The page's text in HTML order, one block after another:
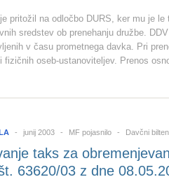
pritožil na odločbo DURS, ker mu je
sredstev ob prenehanju družbe.
v času prometnega davka. Pri
fizičnih oseb-ustanoviteljev. Prenos
junij 2003 MF pojasnilo Davčni
taks za
63620/03 z dne